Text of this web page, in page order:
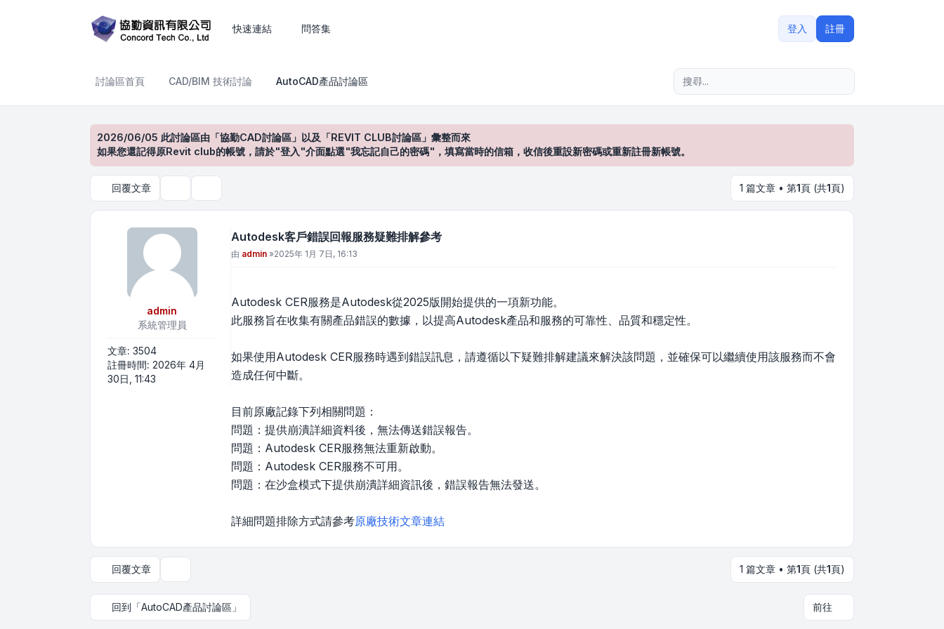
快速連結 問答集 登入 註冊
討論區首頁 CAD/BIM 技術討論 AutoCAD產品討論區
2026/06/05 此討論區由「協勤CAD討論區」以及「REVIT CLUB討論區」彙整而來
如果您還記得原Revit club的帳號，請於"登入"介面點選"我忘記自己的密碼"，填寫當時的信箱，收信後重設新密碼或重新註冊新帳號。
回覆文章 1 篇文章 • 第1頁 (共1頁)
admin
系統管理員
文章: 3504
註冊時間: 2026年 4月
30日, 11:43
Autodesk客戶錯誤回報服務疑難排解參考
文章
由 admin »2025年 1月 7日, 16:13
Autodesk CER服務是Autodesk從2025版開始提供的一項新功能。
此服務旨在收集有關產品錯誤的數據，以提高Autodesk產品和服務的可靠性、品質和穩定性。
如果使用Autodesk CER服務時遇到錯誤訊息，請遵循以下疑難排解建議來解決該問題，並確保可以繼續使用該服務而不會
造成任何中斷。
目前原廠記錄下列相關問題：
問題：提供崩潰詳細資料後，無法傳送錯誤報告。
問題：Autodesk CER服務無法重新啟動。
問題：Autodesk CER服務不可用。
問題：在沙盒模式下提供崩潰詳細資訊後，錯誤報告無法發送。
詳細問題排除方式請參考原廠技術文章連結
回覆文章 1 篇文章 • 第1頁 (共1頁)
回到「AutoCAD產品討論區」 前往